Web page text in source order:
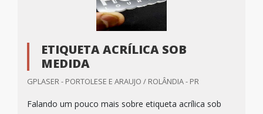
ETIQUETA ACRÍLICA SOB
MEDIDA
GPLASER - PORTOLESE E ARAUJO / ROLÂNDIA - PR
Falando um pouco mais sobre etiqueta acrílica sob